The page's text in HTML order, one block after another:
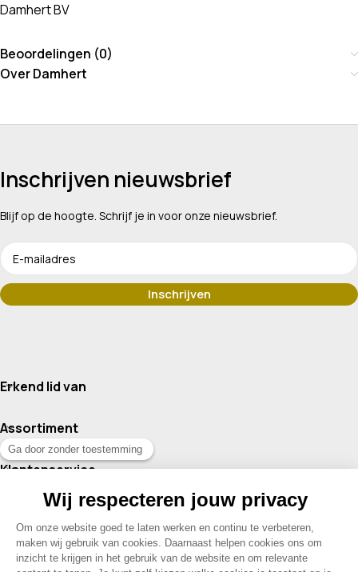
Damhert BV
Beoordelingen (0)
Over Damhert
Inschrijven nieuwsbrief
Blijf op de hoogte. Schrijf je in voor onze nieuwsbrief.
Erkend lid van
Assortiment
Klantenservice
Contact
© 2026 Drogisterij Het Geheim | Alle rechten voorbehouden |
Webdesign en hosting door Madoo|Sitemap